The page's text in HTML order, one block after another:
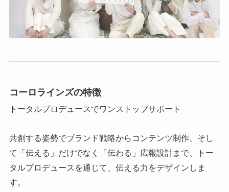
コーロラインズの特徴
トータルプロデュースでワンストップサポート
共創する姿勢でブランド戦略からコンテンツ制作、そし
て「伝える」だけでなく「伝わる」広報設計まで、トー
タルプロデュースを通じて、伝える力をデザインしま
す。